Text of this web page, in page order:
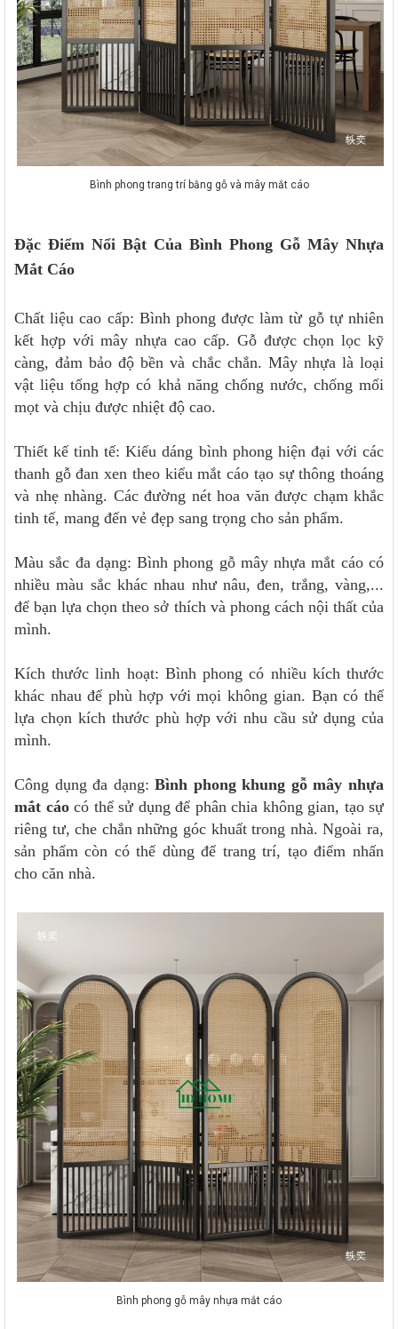
Bình phong trang trí bằng gỗ và mây mắt cáo
Đặc Điểm Nổi Bật Của Bình Phong Gỗ Mây Nhựa
Mắt Cáo
Chất liệu cao cấp: Bình phong được làm từ gỗ tự nhiên
kết hợp với mây nhựa cao cấp. Gỗ được chọn lọc kỹ
càng, đảm bảo độ bền và chắc chắn. Mây nhựa là loại
vật liệu tổng hợp có khả năng chống nước, chống mối
mọt và chịu được nhiệt độ cao.
Thiết kế tinh tế: Kiểu dáng bình phong hiện đại với các
thanh gỗ đan xen theo kiểu mắt cáo tạo sự thông thoáng
và nhẹ nhàng. Các đường nét hoa văn được chạm khắc
tinh tế, mang đến vẻ đẹp sang trọng cho sản phẩm.
Màu sắc đa dạng: Bình phong gỗ mây nhựa mắt cáo có
nhiều màu sắc khác nhau như nâu, đen, trắng, vàng,...
để bạn lựa chọn theo sở thích và phong cách nội thất của
mình.
Kích thước linh hoạt: Bình phong có nhiều kích thước
khác nhau để phù hợp với mọi không gian. Bạn có thể
lựa chọn kích thước phù hợp với nhu cầu sử dụng của
mình.
Công dụng đa dạng:Bình phong khung gỗ mây nhựa
mắt cáocó thể sử dụng để phân chia không gian, tạo sự
riêng tư, che chắn những góc khuất trong nhà. Ngoài ra,
sản phẩm còn có thể dùng để trang trí, tạo điểm nhấn
cho căn nhà.
Bình phong gỗ mây nhựa mắt cáo